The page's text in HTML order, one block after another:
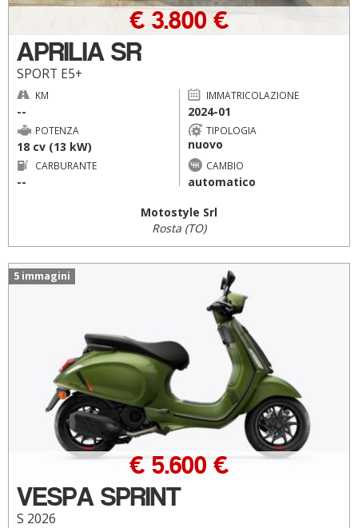
APRILIA SR
SPORT E5+
€ 3.800 €
KM
--
IMMATRICOLAZIONE
2024-01
POTENZA
18 cv (13 kW)
TIPOLOGIA
nuovo
CARBURANTE
--
CAMBIO
automatico
Motostyle Srl
Rosta (TO)
5 immagini
VESPA SPRINT
S 2026
€ 5.600 €